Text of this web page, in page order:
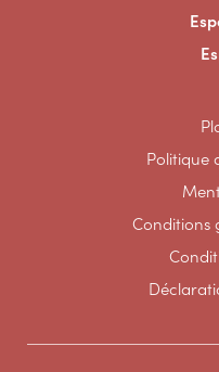
Politique
Conditions